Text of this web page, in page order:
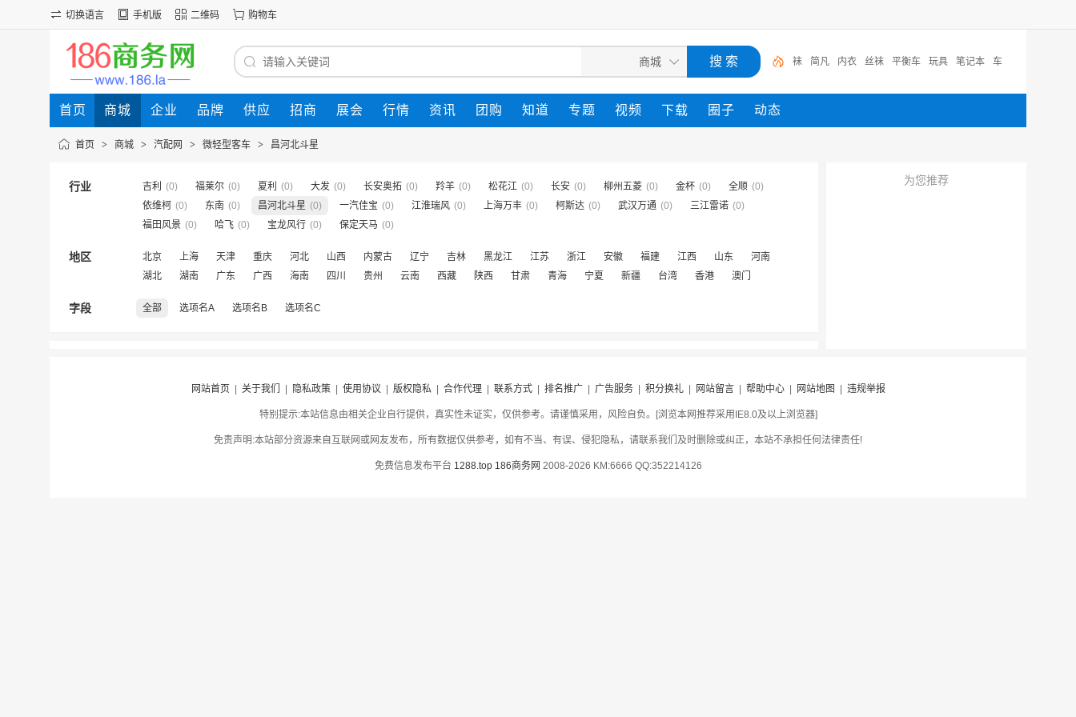
切换语言 手机版 二维码 购物车
袜 简凡 内衣 丝袜 平衡车 玩具 笔记本 车
首页 商城 企业 品牌 供应 招商 展会 行情 资讯 团购 知道 专题 视频 下载 圈子 动态
首页 > 商城 > 汽配网 > 微轻型客车 > 昌河北斗星
行业 吉利 (0) 福莱尔 (0) 夏利 (0) 大发 (0) 长安奥拓 (0) 羚羊 (0) 松花江 (0) 长安 (0) 柳州五菱 (0) 金杯 (0) 全顺 (0)
依维柯 (0) 东南 (0) 昌河北斗星 (0) 一汽佳宝 (0) 江淮瑞风 (0) 上海万丰 (0) 柯斯达 (0) 武汉万通 (0) 三江雷诺 (0)
福田风景 (0) 哈飞 (0) 宝龙风行 (0) 保定天马 (0)
地区 北京 上海 天津 重庆 河北 山西 内蒙古 辽宁 吉林 黑龙江 江苏 浙江 安徽 福建 江西 山东
河南
湖北
湖南 广东 广西 海南 四川 贵州 云南 西藏 陕西 甘肃 青海 宁夏 新疆 台湾 香港 澳门
字段 全部 选项名A 选项名B 选项名C
为您推荐
网站首页 关于我们 隐私政策| 使用协议 版权隐私| 合作代理| 联系方式| 排名推广| 广告服务| 积分换礼| 网站留言| 帮助中心| 网站地图 违规举报
特别提示:本站信息由相关企业自行提供，真实性未证实，仅供参考。请谨慎采用，风险自负。[浏览本网推荐采用IE8.0及以上浏览器]
免责声明:本站部分资源来自互联网或网友发布，所有数据仅供参考，如有不当、有误、侵犯隐私，请联系我们及时删除或纠正，本站不承担任何法律责任!
免费信息发布平台 1288.top 186商务网 2008-2026 KM:6666 QQ:352214126